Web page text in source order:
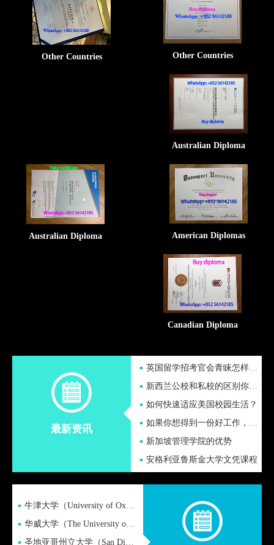
Other Countries Other Countries
Australian Diploma
Australian Diploma American Diplomas
Canadian Diploma
最新资讯
英国留学招考官会青睐怎样的中国考生？
新西兰公校和私校的区别你知道吗
如何快速适应美国校园生活？
如果你想得到一份好工作，为什么不先拿到文凭
新加坡管理学院的优势
安格利亚鲁斯金大学文凭课程
牛津大学（University of Oxford）简称“牛津”
华威大学（The University of Warwick)
圣地亚哥州立大学（San Diego State University，简称